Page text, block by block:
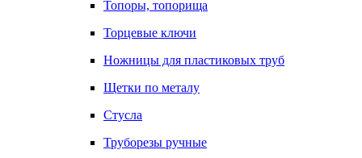
Топоры, топорища
Торцевые ключи
Ножницы для пластиковых труб
Щетки по металу
Стусла
Труборезы ручные